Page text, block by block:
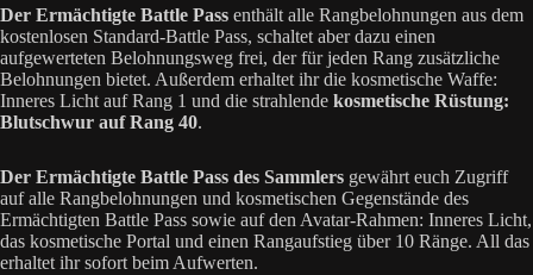
Der Ermächtigte Battle Pass enthält alle Rangbelohnungen aus dem
kostenlosen Standard-Battle Pass, schaltet aber dazu einen
aufgewerteten Belohnungsweg frei, der für jeden Rang zusätzliche
Belohnungen bietet. Außerdem erhaltet ihr die kosmetische Waffe:
Inneres Licht auf Rang 1 und die strahlende kosmetische Rüstung:
Blutschwur auf Rang 40.
Der Ermächtigte Battle Pass des Sammlers gewährt euch Zugriff
auf alle Rangbelohnungen und kosmetischen Gegenstände des
Ermächtigten Battle Pass sowie auf den Avatar-Rahmen: Inneres Licht,
das kosmetische Portal und einen Rangaufstieg über 10 Ränge. All das
erhaltet ihr sofort beim Aufwerten.